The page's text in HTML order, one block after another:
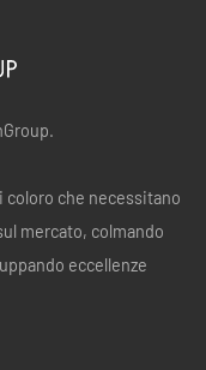
che necessitano
mercato, colmando
eccellenze